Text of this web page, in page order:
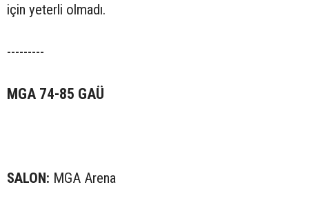
için yeterli olmadı.
---------
MGA 74-85 GAÜ
SALON: MGA Arena